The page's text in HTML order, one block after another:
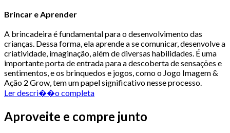
Brincar e Aprender
A brincadeira é fundamental para o desenvolvimento das
crianças. Dessa forma, ela aprende a se comunicar, desenvolve a
criatividade, imaginação, além de diversas habilidades. É uma
importante porta de entrada para a descoberta de sensações e
sentimentos, e os brinquedos e jogos, como o Jogo Imagem &
Ação 2 Grow, tem um papel significativo nesse processo.
Ler descri��o completa
Aproveite e compre junto